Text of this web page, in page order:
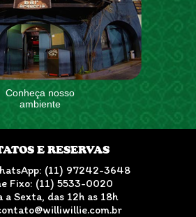
Conheça nosso
ambiente
E RESERVAS
(11) 97242-3648
Fixo: (11) 5533-0020
a Sexta, das 12h as 18h